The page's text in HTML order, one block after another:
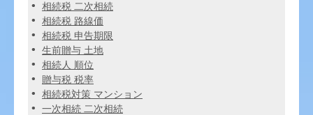
相続税 二次相続
相続税 路線価
相続税 申告期限
生前贈与 土地
相続人 順位
贈与税 税率
相続税対策 マンション
一次相続 二次相続